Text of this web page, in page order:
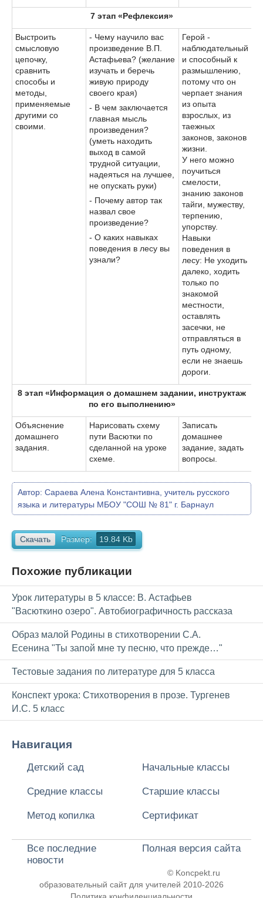
7 этап «Рефлексия»
Выстроить
смысловую
цепочку,
сравнить
способы и
методы,
применяемые
другими со
своими.
- Чему научило вас
произведение В.П.
Астафьева? (желание
изучать и беречь
живую природу
своего края)
- В чем заключается
главная мысль
произведения?
(уметь находить
выход в самой
трудной ситуации,
надеяться на лучшее,
не опускать руки)
- Почему автор так
назвал свое
произведение?
- О каких навыках
поведения в лесу вы
узнали?
Герой -
наблюдательный
и способный к
размышлению,
потому что он
черпает знания
из опыта
взрослых, из
таежных
законов, законов
жизни.
У него можно
поучиться
смелости,
знанию законов
тайги, мужеству,
терпению,
упорству.
Навыки
поведения в
лесу: Не уходить
далеко, ходить
только по
знакомой
местности,
оставлять
засечки, не
отправляться в
путь одному,
если не знаешь
дороги.
8 этап «Информация о домашнем задании, инструктаж
по его выполнению»
Объяснение
домашнего
задания.
Нарисовать схему
пути Васютки по
сделанной на уроке
схеме.
Записать
домашнее
задание, задать
вопросы.
Автор: Сараева Алена Константивна, учитель русского
языка и литературы МБОУ "СОШ № 81" г. Барнаул
Скачать Размер: 19.84 Kb
Похожие публикации
Урок литературы в 5 классе: В. Астафьев
"Васюткино озеро". Автобиографичность рассказа
Образ малой Родины в стихотворении С.А.
Есенина "Ты запой мне ту песню, что прежде…"
Тестовые задания по литературе для 5 класса
Конспект урока: Стихотворения в прозе. Тургенев
И.С. 5 класс
Навигация
Детский сад Начальные классы
Средние классы Старшие классы
Метод копилка Сертификат
Все последние
новости
Полная версия сайта
© Koncpekt.ru
образовательный сайт для учителей 2010-2026